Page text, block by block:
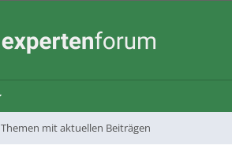
Themen mit aktuellen Beiträgen